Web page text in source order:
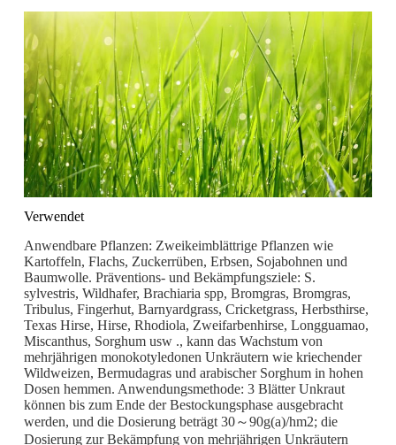
Verwendet
Anwendbare Pflanzen: Zweikeimblättrige Pflanzen wie
Kartoffeln, Flachs, Zuckerrüben, Erbsen, Sojabohnen und
Baumwolle. Präventions- und Bekämpfungsziele: S.
sylvestris, Wildhafer, Brachiaria spp, Bromgras, Bromgras,
Tribulus, Fingerhut, Barnyardgrass, Cricketgrass, Herbsthirse,
Texas Hirse, Hirse, Rhodiola, Zweifarbenhirse, Longguamao,
Miscanthus, Sorghum usw ., kann das Wachstum von
mehrjährigen monokotyledonen Unkräutern wie kriechender
Wildweizen, Bermudagras und arabischer Sorghum in hohen
Dosen hemmen. Anwendungsmethode: 3 Blätter Unkraut
können bis zum Ende der Bestockungsphase ausgebracht
werden, und die Dosierung beträgt 30～90g(a)/hm2; die
Dosierung zur Bekämpfung von mehrjährigen Unkräutern